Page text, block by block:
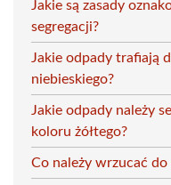
Jakie są zasady
segregacji?
Jakie odpady trafiają
niebieskiego?
Jakie odpady należy
koloru żółtego?
Co należy wrzucać